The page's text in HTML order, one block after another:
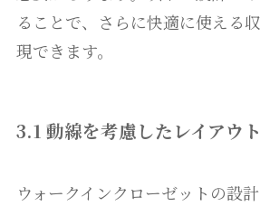
ることで、さらに快適に使える
現できます。
3.1 動線を考慮したレイアウト
ウォークインクローゼットの設